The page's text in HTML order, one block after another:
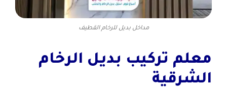
مداخل بديل للرخام القطيف
معلم تركيب بديل الرخام
الشرقية